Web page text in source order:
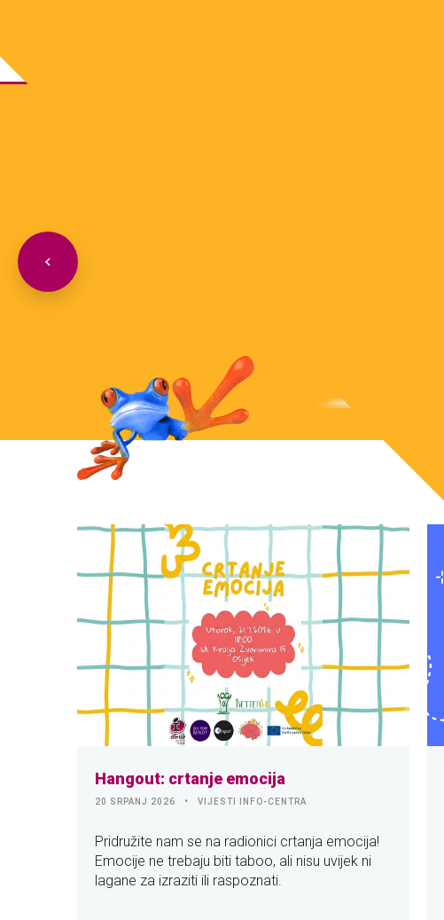
Hangout: crtanje emocija
20 SRPANJ 2026 VIJESTI INFO-CENTRA
Pridružite nam se na radionici crtanja emocija!
Emocije ne trebaju biti taboo, ali nisu uvijek ni
lagane za izraziti ili raspoznati.